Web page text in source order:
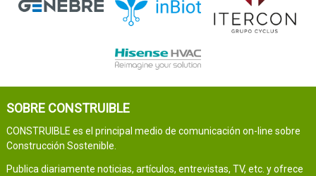
SOBRE CONSTRUIBLE
CONSTRUIBLE es el principal medio de comunicación on-line sobre
Construcción Sostenible.
Publica diariamente noticias, artículos, entrevistas, TV, etc. y ofrece